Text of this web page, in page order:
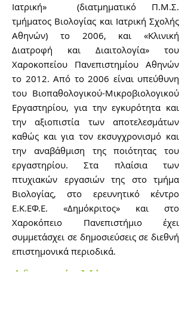
Ιατρική» (διατμηματικό Π.Μ.Σ.
τμήματος Βιολογίας και Ιατρική Σχολής
Αθηνών) το 2006, και «Κλινική
Διατροφή και Διαιτολογία» του
Χαροκοπείου Πανεπιστημίου Αθηνών
το 2012. Από το 2006 είναι υπεύθυνη
του Βιοπαθολογικού-Μικροβιολογικού
Εργαστηρίου, για την εγκυρότητα και
την αξιοπιστία των αποτελεσμάτων
καθώς και για τον εκσυγχρονισμό και
την αναβάθμιση της ποιότητας του
εργαστηρίου. Στα πλαίσια των
πτυχιακών εργασιών της στο τμήμα
Βιολογίας, στο ερευνητικό κέντρο
Ε.Κ.ΕΦ.Ε. «Δημόκριτος» και στο
Χαροκόπειο Πανεπιστήμιο έχει
συμμετάσχει σε δημοσιεύσεις σε διεθνή
επιστημονικά περιοδικά.
Αδαμαντία Μήτσου